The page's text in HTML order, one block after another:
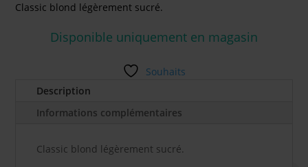
Classic blond légèrement sucré.
Disponible uniquement en magasin
Souhaits
Description
Informations complémentaires
Classic blond légèrement sucré.